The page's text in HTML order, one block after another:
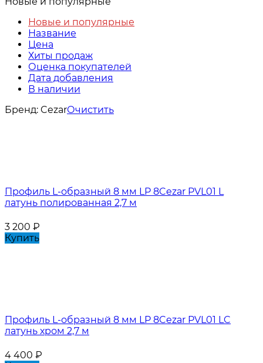
Новые и популярные
Название
Цена
Хиты продаж
Оценка покупателей
Дата добавления
В наличии
Бренд: CezarОчистить
Профиль L-образный 8 мм LP 8Cezar PVL01 L
латунь полированная 2,7 м
3 200 ₽
Купить
Профиль L-образный 8 мм LP 8Cezar PVL01 LC
латунь хром 2,7 м
4 400 ₽